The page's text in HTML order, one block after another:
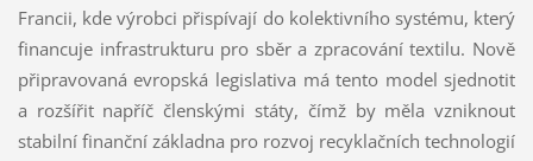
Francii, kde výrobci přispívají do kolektivního systému, který
financuje infrastrukturu pro sběr a zpracování textilu. Nově
připravovaná evropská legislativa má tento model sjednotit
a rozšířit napříč členskými státy, čímž by měla vzniknout
stabilní finanční základna pro rozvoj recyklačních technologií